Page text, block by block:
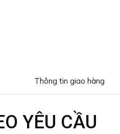
Thông tin giao hàng
YÊU CẦU